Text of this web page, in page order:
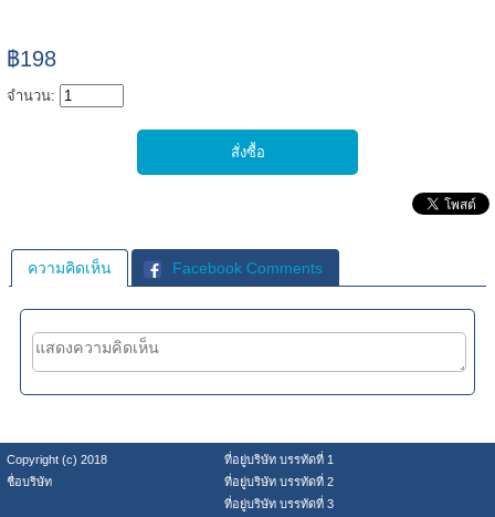
฿198
จำนวน:
ความคิดเห็น Facebook Comments
Copyright (c) 2018
ที่อยู่บริษัท บรรทัดที่ 1
ชื่อบริษัท
ที่อยู่บริษัท บรรทัดที่ 2
ที่อยู่บริษัท บรรทัดที่ 3